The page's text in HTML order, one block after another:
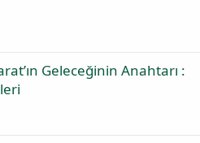
Geleceğinin Anahtarı :